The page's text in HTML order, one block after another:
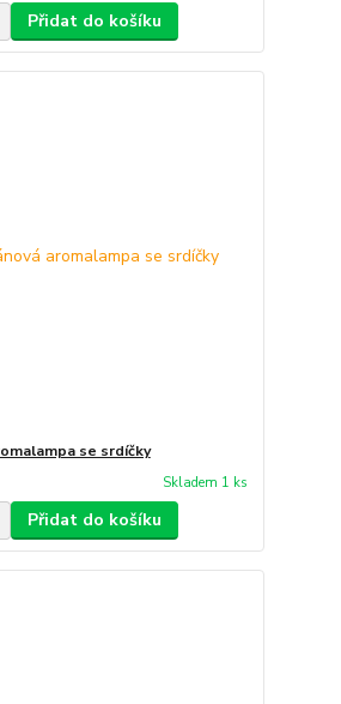
Přidat do košíku
se srdíčky
Skladem 1 ks
Přidat do košíku